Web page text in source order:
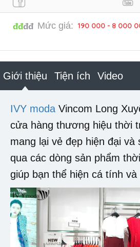
đđđđ Mức giá: 190 000 - 8 000
Giới thiệu Tiện ích Video
IVY moda Vincom Long
cửa hàng thương hiệu thời
mang lại vẻ đẹp hiện đại
qua các dòng sản phẩm
giúp bạn thể hiện cá tính